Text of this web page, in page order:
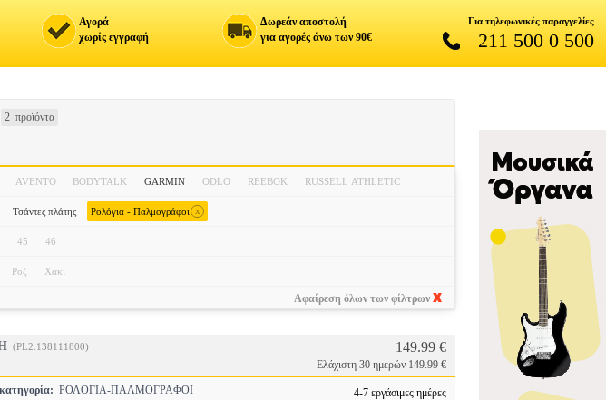
Αγορά
χωρίς εγγραφή
Δωρεάν αποστολή
για αγορές άνω των 90€
Για τηλεφωνικές παραγγελίες
211 500 0 500
2 προϊόντα
AVENTO BODYTALK GARMIN ODLO REEBOK RUSSELL ATHLETIC
Τσάντες πλάτης Ρολόγια - Παλμογράφοι x
45 46
Ροζ Χακί
Αφαίρεση όλων των φίλτρων
(PL2.138111800) 149.99 €
Ελάχιστη 30 ημερών 149.99 €
ΡΟΛΟΓΙΑ-ΠΑΛΜΟΓΡΑΦΟΙ
4-7 εργάσιμες ημέρες